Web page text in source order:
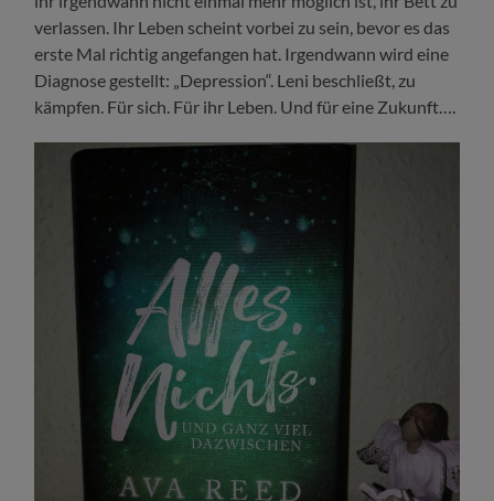
verlassen. Ihr Leben scheint vorbei zu sein, bevor es das
erste Mal richtig angefangen hat. Irgendwann wird eine
Diagnose gestellt: „Depression“. Leni beschließt, zu
kämpfen. Für sich. Für ihr Leben. Und für eine Zukunft….